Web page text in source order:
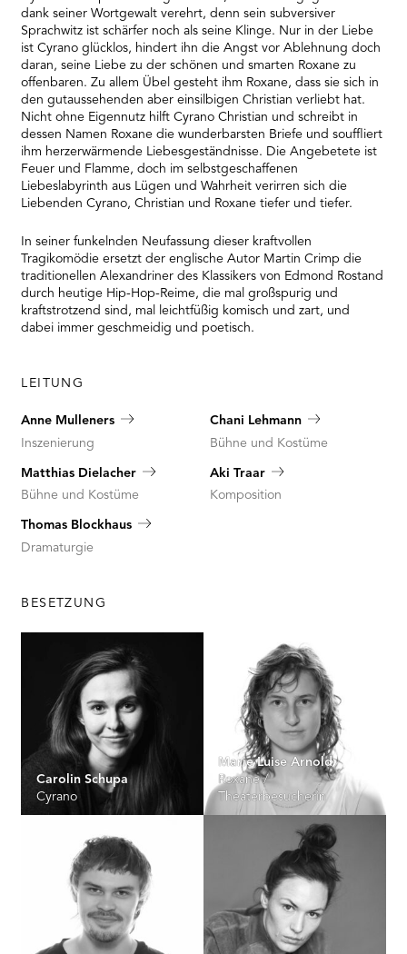
Platform
dank seiner Wortgewalt verehrt, denn sein subversiver
Sprachwitz ist schärfer noch als seine Klinge. Nur in der Liebe
ist Cyrano glücklos, hindert ihn die Angst vor Ablehnung doch
daran, seine Liebe zu der schönen und smarten Roxane zu
offenbaren. Zu allem Übel gesteht ihm Roxane, dass sie sich in
den gutaussehenden aber einsilbigen Christian verliebt hat.
Nicht ohne Eigennutz hilft Cyrano Christian und schreibt in
dessen Namen Roxane die wunderbarsten Briefe und souffliert
ihm herzerwärmende Liebesgeständnisse. Die Angebetete ist
Feuer und Flamme, doch im selbstgeschaffenen
Liebeslabyrinth aus Lügen und Wahrheit verirren sich die
Liebenden Cyrano, Christian und Roxane tiefer und tiefer.
In seiner funkelnden Neufassung dieser kraftvollen
Tragikomödie ersetzt der englische Autor Martin Crimp die
traditionellen Alexandriner des Klassikers von Edmond Rostand
durch heutige Hip-Hop-Reime, die mal großspurig und
kraftstrotzend sind, mal leichtfüßig komisch und zart, und
dabei immer geschmeidig und poetisch.
LEITUNG
Anne Mulleners
Inszenierung
Chani Lehmann
Bühne und Kostüme
Matthias Dielacher
Bühne und Kostüme
Aki Traar
Komposition
Thomas Blockhaus
Dramaturgie
BESETZUNG
Carolin Schupa
Cyrano
Marie Luise Arnold
Roxane /
Theaterbesucherin